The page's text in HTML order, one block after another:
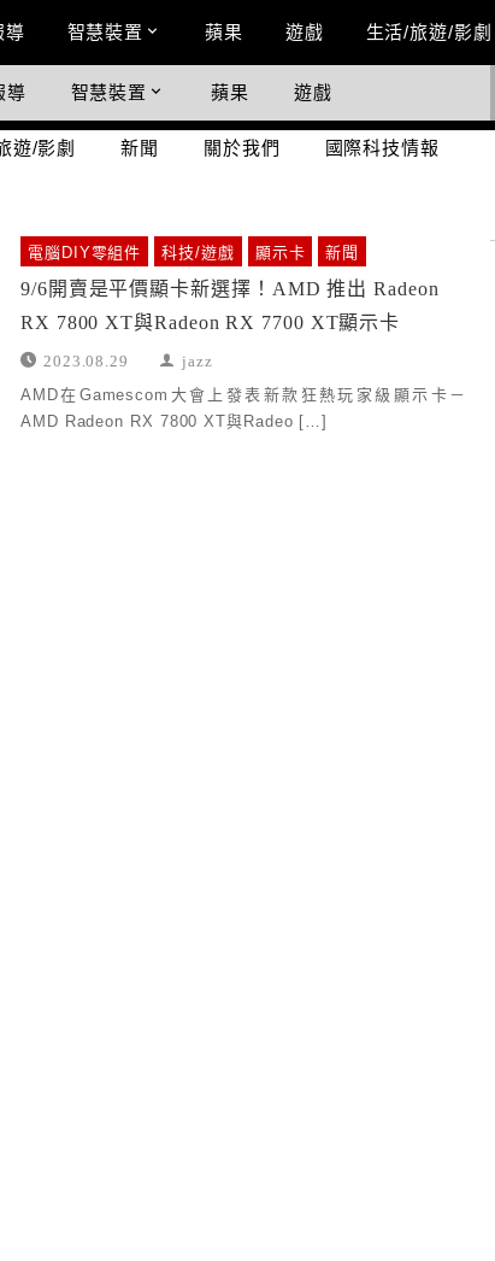
導 智慧裝置 蘋果 遊戲 生活/旅遊/影劇
情報
導 智慧裝置 蘋果 遊戲
遊/影劇 新聞 關於我們 國際科技情報
電腦DIY零組件 科技/遊戲 顯示卡 新聞
9/6開賣是平價顯卡新選擇！AMD 推出 Radeon
RX 7800 XT與Radeon RX 7700 XT顯示卡
2023.08.29 jazz
AMD在Gamescom大會上發表新款狂熱玩家級顯示卡－
AMD Radeon RX 7800 XT與Radeo […]